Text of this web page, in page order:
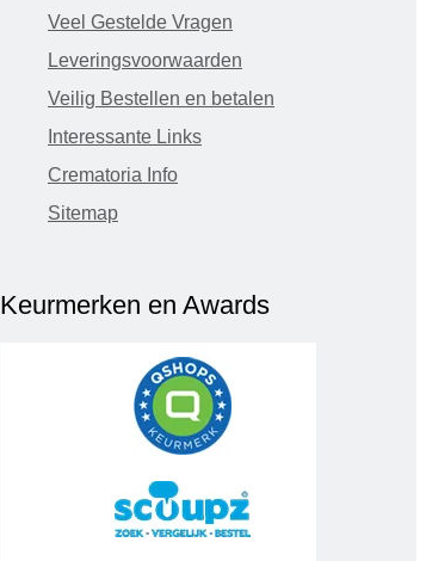
Veel Gestelde Vragen
Leveringsvoorwaarden
Veilig Bestellen en betalen
Interessante Links
Crematoria Info
Sitemap
Keurmerken en Awards